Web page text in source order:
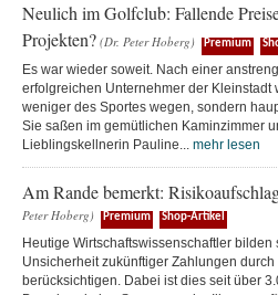
Neulich im Golfclub: Fallende
Projekten? (Dr. Peter Hoberg) Premium
Es war wieder soweit. Nach einer
erfolgreichen Unternehmer der Kleinstadt
weniger des Sportes wegen, sondern
Sie saßen im gemütlichen Kaminzimmer
Lieblingskellnerin Pauline... mehr lesen
Am Rande bemerkt:
Peter Hoberg)
Premium Shop-Artikel
Heutige Wirtschaftswissenschaftler
Unsicherheit zukünftiger Zahlungen
berücksichtigen. Dabei ist dies seit über